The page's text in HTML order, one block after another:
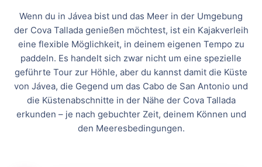
Wenn du in Jávea bist und das Meer in der Umgebung
der Cova Tallada genießen möchtest, ist ein Kajakverleih
eine flexible Möglichkeit, in deinem eigenen Tempo zu
paddeln. Es handelt sich zwar nicht um eine spezielle
geführte Tour zur Höhle, aber du kannst damit die Küste
von Jávea, die Gegend um das Cabo de San Antonio und
die Küstenabschnitte in der Nähe der Cova Tallada
erkunden – je nach gebuchter Zeit, deinem Können und
den Meeresbedingungen.